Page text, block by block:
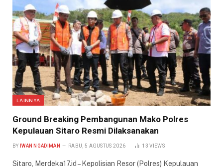
LAINNYA
Ground Breaking Pembangunan Mako Polres
Kepulauan Sitaro Resmi Dilaksanakan
BY IWAN NGADIMAN RABU, 5 AGUSTUS 2026 13VIEWS
Sitaro, Merdeka17.id – Kepolisian Resor (Polres) Kepulauan